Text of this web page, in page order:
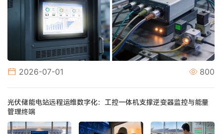
2026-07-01 800
光伏储能电站远程运维数字化：工控一体机支撑逆变器监控与能量
管理终端